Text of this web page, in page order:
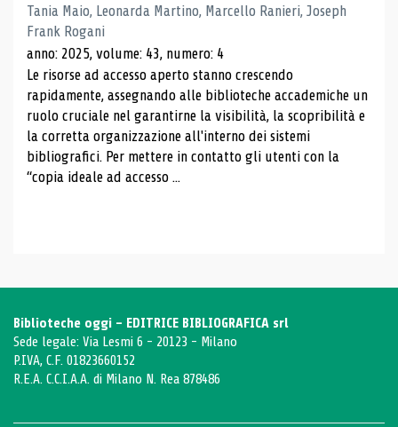
Tania Maio, Leonarda Martino, Marcello Ranieri, Joseph
Frank Rogani
anno: 2025, volume: 43, numero: 4
Le risorse ad accesso aperto stanno crescendo
rapidamente, assegnando alle biblioteche accademiche un
ruolo cruciale nel garantirne la visibilità, la scopribilità e
la corretta organizzazione all'interno dei sistemi
bibliografici. Per mettere in contatto gli utenti con la
“copia ideale ad accesso ...
Biblioteche oggi - EDITRICE BIBLIOGRAFICA srl
Sede legale: Via Lesmi 6 - 20123 - Milano
P.IVA, C.F. 01823660152
R.E.A. C.C.I.A.A. di Milano N. Rea 878486